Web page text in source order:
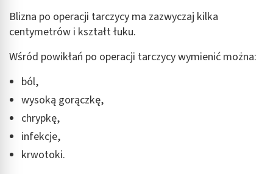
Blizna po operacji tarczycy ma zazwyczaj kilka
centymetrów i kształt łuku.
Wśród powikłań po operacji tarczycy wymienić można:
ból,
wysoką gorączkę,
chrypkę,
infekcje,
krwotoki.